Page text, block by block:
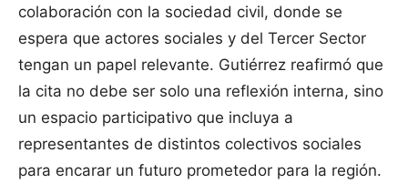
colaboración con la sociedad civil, donde se
espera que actores sociales y del Tercer Sector
tengan un papel relevante. Gutiérrez reafirmó que
la cita no debe ser solo una reflexión interna, sino
un espacio participativo que incluya a
representantes de distintos colectivos sociales
para encarar un futuro prometedor para la región.